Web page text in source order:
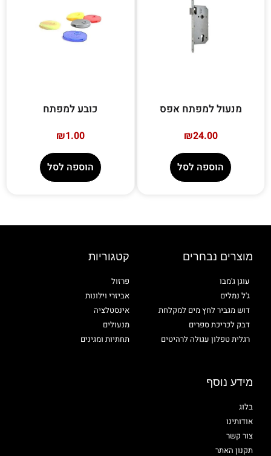
מנעול למפתח אפס
₪24.00
הוספה לסל
כובע למפתח
₪1.00
הוספה לסל
מוצרים נבחרים
עוגן ג'מבו
ג'ל נמלים
דוש מגביר לחץ מים למקלחת
דבק לכריכת ספרים
רגלית טפלון עגולה לרהיטים
קטגוריות
פרזול
אביזרי וילונות
אינסטלציה
מנעולים
תחתיות ומגינים
מידע נוסף
בלוג
אודותינו
צור קשר
תקנון האתר